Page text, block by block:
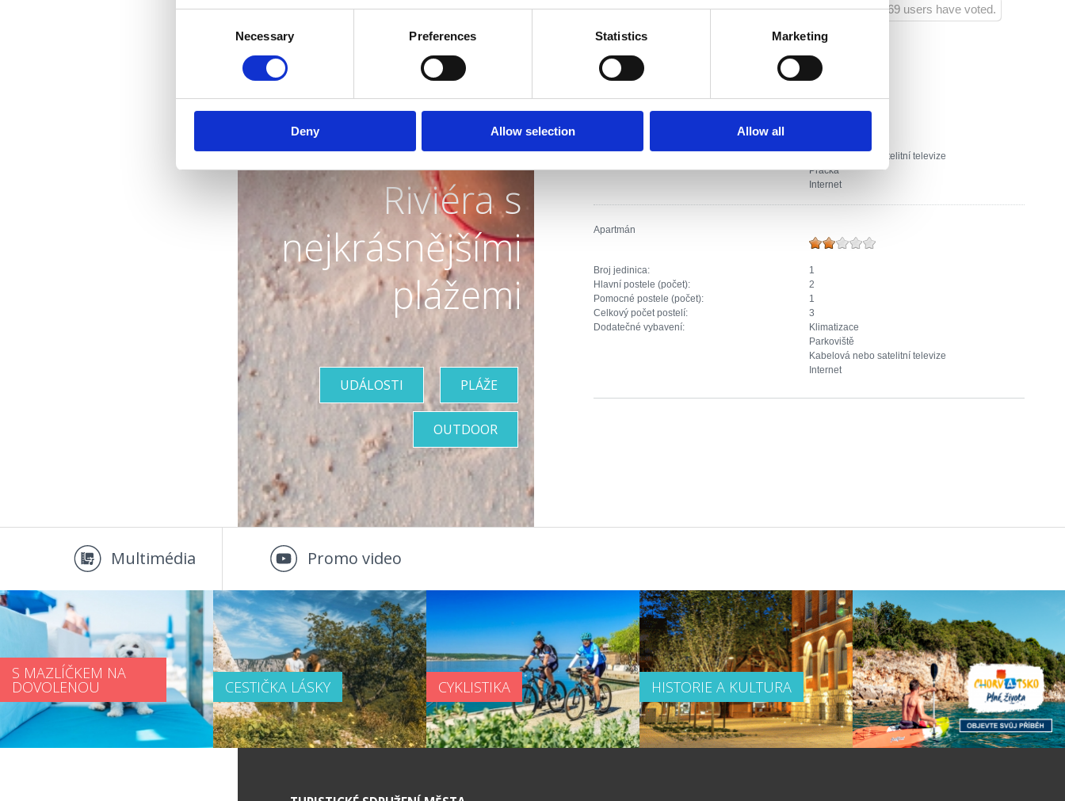
Necessary Preferences Statistics Marketing
Deny Allow selection Allow all
769 users have voted.
Typ ubytování:
Apartmán
Broj jedinica:
Pomocné postele (počet):
0
Celkový počet postelí:
4
Kabelová nebo satelitní televize
Pračka
Internet
Apartmán
Broj jedinica:
1
Hlavní postele (počet):
2
Pomocné postele (počet):
1
Celkový počet postelí:
3
Dodatečné vybavení:
Klimatizace
Parkoviště
Kabelová nebo satelitní televize
Internet
Riviéra s
nejkrásnějšími
plážemi
PLÁŽE
UDÁLOSTI
OUTDOOR
Multimédia Promo video
S MAZLÍČKEM NA
DOVOLENOU CESTIČKA LÁSKY CYKLISTIKA HISTORIE A KULTURA